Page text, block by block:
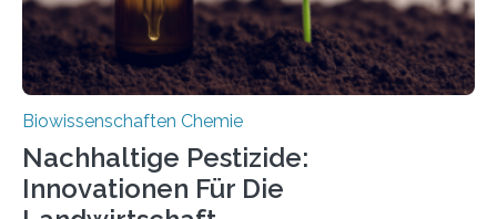
Biowissenschaften Chemie
Nachhaltige Pestizide:
Innovationen Für Die